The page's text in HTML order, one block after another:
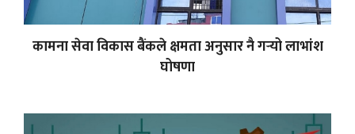
कामना सेवा विकास बैंकले क्षमता अनुसार नै गर्‍यो लाभांश
घोषणा